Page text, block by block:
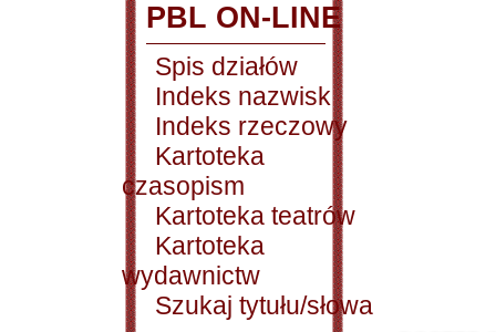
PBL ON-LINE
Spis działów
Indeks nazwisk
Indeks rzeczowy
Kartoteka
czasopism
Kartoteka teatrów
Kartoteka
wydawnictw
Szukaj tytułu/słowa